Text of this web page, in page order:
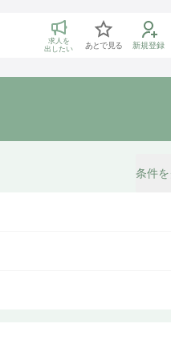
求人を
出したい あとで見る
新規登録
条件